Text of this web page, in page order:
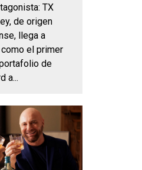
TX
de origen
llega a
el primer
de
a...